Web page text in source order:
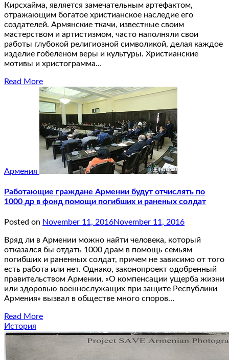
Кирсхайма, является замечательным артефактом,
отражающим богатое христианское наследие его
создателей. Армянские ткачи, известные своим
мастерством и артистизмом, часто наполняли свои
работы глубокой религиозной символикой, делая каждое
изделие гобеленом веры и культуры. Христианские
мотивы и христограмма…
Read More
Армения
Работающие граждане Армении будут отчислять по
1000 др в фонд помощи погибших и раненых солдат
Posted on November 11, 2016November 11, 2016
Вряд ли в Армении можно найти человека, который
отказался бы отдать 1000 драм в помощь семьям
погибших и раненных солдат, причем не зависимо от того
есть работа или нет. Однако, законопроект одобренный
правительством Армении, «О компенсации ущерба жизни
или здоровью военнослужащих при защите Республики
Армения» вызвал в обществе много споров…
Read More
История